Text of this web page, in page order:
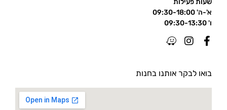
שעות פעילות
א'-ה' 09:30-18:00
ו' 09:30-13:30
בואו לבקר אותנו בחנות